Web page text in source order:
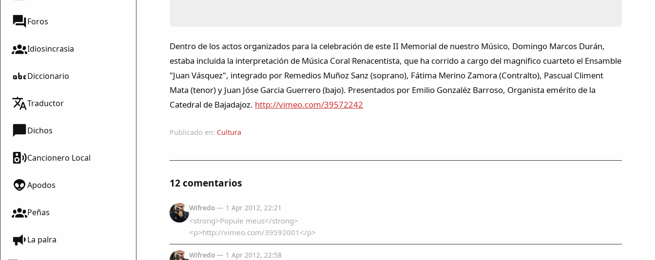
Foros
Idiosincrasia
Diccionario
Traductor
Dichos
Cancionero Local
Apodos
Peñas
La palra
Dentro de los actos organizados para la celebración de este II Memorial de nuestro Músico, Domingo Marcos Durán,
estaba incluida la interpretación de Música Coral Renacentista, que ha corrido a cargo del magnifico cuarteto el Ensamble
"Juan Vásquez", integrado por Remedios Muñoz Sanz (soprano), Fátima Merino Zamora (Contralto), Pascual Climent
Mata (tenor) y Juan Jóse Garcia Guerrero (bajo). Presentados por Emilio Gonzaléz Barroso, Organista emérito de la
Catedral de Bajadajoz. http://vimeo.com/39572242
Publicado en: Cultura
12 comentarios
Wifredo — 1 Apr 2012, 22:21
<strong>Popule meus</strong>
<p>http://vimeo.com/39592001</p>
Wifredo — 1 Apr 2012, 22:58